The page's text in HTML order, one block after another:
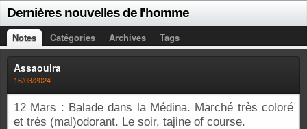
Dernières nouvelles de l'homme
Notes Catégories Archives Tags
Assaouira
16/03/2024
12 Mars : Balade dans la Médina. Marché très coloré
et très (mal)odorant. Le soir, tajine of course.